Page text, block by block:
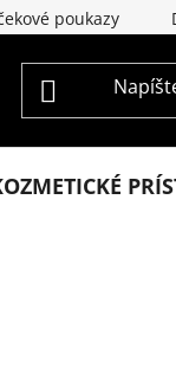
poukazy